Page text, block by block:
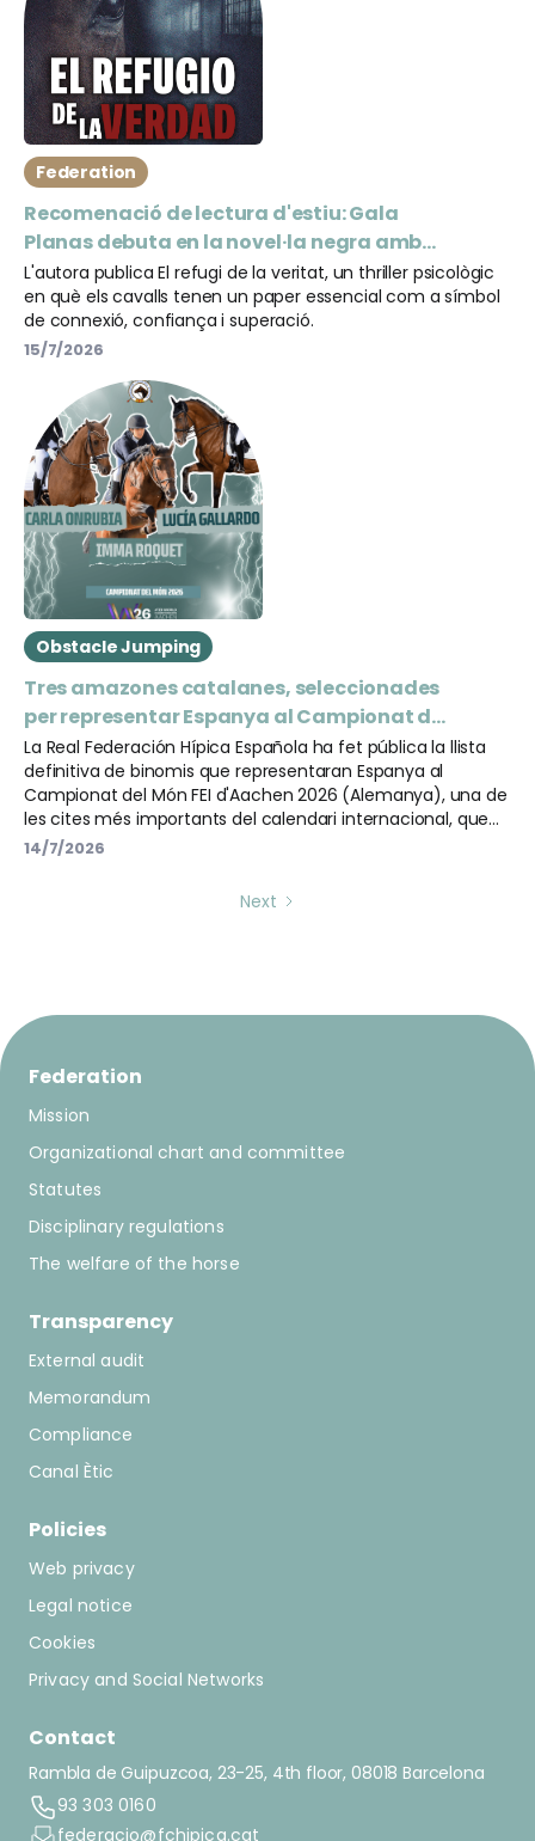
Federation
Recomenació de lectura d'estiu: Gala
Planas debuta en la novel·la negra amb
una història on els cavalls són el pont cap
a la veritat
L'autora publica El refugi de la veritat, un thriller psicològic
en què els cavalls tenen un paper essencial com a símbol
de connexió, confiança i superació.
15/7/2026
Obstacle Jumping
Tres amazones catalanes, seleccionades
per representar Espanya al Campionat del
Món d'Aachen 2026
La Real Federación Hípica Española ha fet pública la llista
definitiva de binomis que representaran Espanya al
Campionat del Món FEI d'Aachen 2026 (Alemanya), una de
les cites més importants del calendari internacional, que
es disputarà entre els dies 11 i 23 d'agost.
14/7/2026
Next
Federation
Mission
Organizational chart and committee
Statutes
Disciplinary regulations
The welfare of the horse
Transparency
External audit
Memorandum
Compliance
Canal Ètic
Policies
Web privacy
Legal notice
Cookies
Privacy and Social Networks
Contact
Rambla de Guipuzcoa, 23-25, 4th floor, 08018 Barcelona
93 303 0160
federacio@fchipica.cat